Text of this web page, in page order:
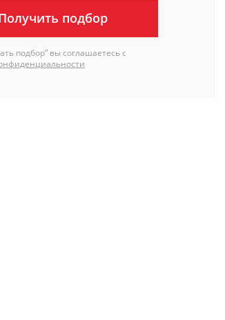
подбор
подбор” вы соглашаетесь с